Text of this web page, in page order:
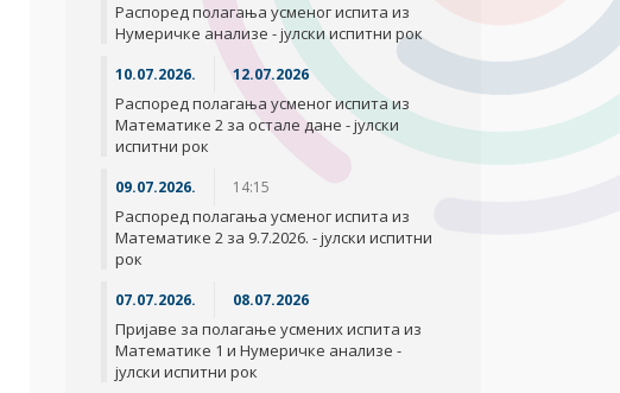
Распоред полагања усменог испита из
Нумеричке анализе - јулски испитни рок
10.07.2026. 12.07.2026
Распоред полагања усменог испита из
Математике 2 за остале дане - јулски
испитни рок
09.07.2026. 14:15
Распоред полагања усменог испита из
Математике 2 за 9.7.2026. - јулски испитни
рок
07.07.2026. 08.07.2026
Пријаве за полагање усмених испита из
Математике 1 и Нумеричке анализе -
јулски испитни рок